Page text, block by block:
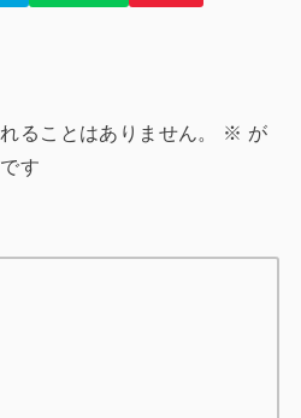
ることはありません。 ※ が
す